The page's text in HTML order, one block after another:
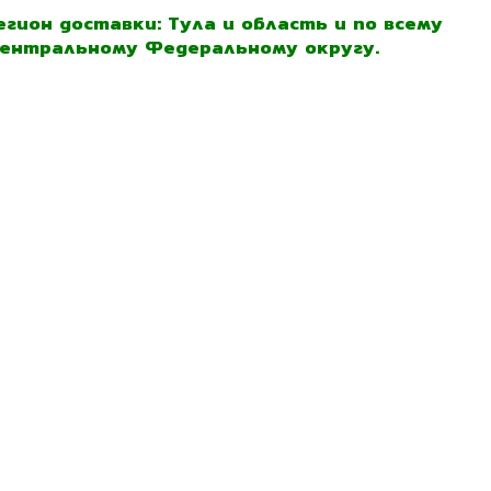
доставки: Тула и область и по всему
Федеральному округу.